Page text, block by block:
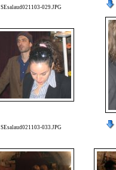
SEsalaud021103-029.JPG
SEsalaud021103-033.JPG